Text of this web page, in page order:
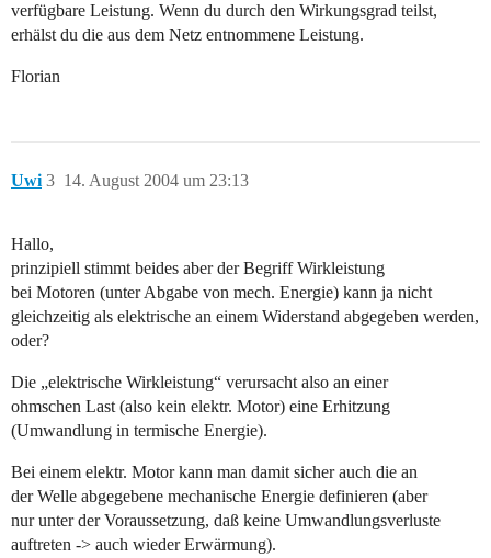
verfügbare Leistung. Wenn du durch den Wirkungsgrad teilst,
erhälst du die aus dem Netz entnommene Leistung.
Florian
Uwi 14. August 2004 um 23:13
3
Hallo,
prinzipiell stimmt beides aber der Begriff Wirkleistung
bei Motoren (unter Abgabe von mech. Energie) kann ja nicht
gleichzeitig als elektrische an einem Widerstand abgegeben werden,
oder?
Die „elektrische Wirkleistung“ verursacht also an einer
ohmschen Last (also kein elektr. Motor) eine Erhitzung
(Umwandlung in termische Energie).
Bei einem elektr. Motor kann man damit sicher auch die an
der Welle abgegebene mechanische Energie definieren (aber
nur unter der Voraussetzung, daß keine Umwandlungsverluste
auftreten -> auch wieder Erwärmung).